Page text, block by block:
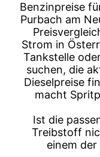
Benzinpreise
Purbach am
Strom in
Tankstelle
suchen, die
Dieselpreise
macht
Ist die
Treibstoff
einem